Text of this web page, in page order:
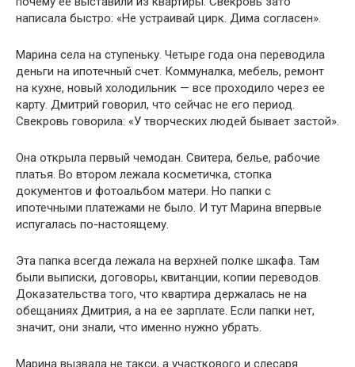
написала быстро: «Не устраивай цирк. Дима согласен».
Марина села на ступеньку. Четыре года она переводила
деньги на ипотечный счет. Коммуналка, мебель, ремонт
на кухне, новый холодильник — все проходило через ее
карту. Дмитрий говорил, что сейчас не его период.
Свекровь говорила: «У творческих людей бывает застой».
Она открыла первый чемодан. Свитера, белье, рабочие
платья. Во втором лежала косметичка, стопка
документов и фотоальбом матери. Но папки с
ипотечными платежами не было. И тут Марина впервые
испугалась по-настоящему.
Эта папка всегда лежала на верхней полке шкафа. Там
были выписки, договоры, квитанции, копии переводов.
Доказательства того, что квартира держалась не на
обещаниях Дмитрия, а на ее зарплате. Если папки нет,
значит, они знали, что именно нужно убрать.
Марина вызвала не такси, а участкового и слесаря.